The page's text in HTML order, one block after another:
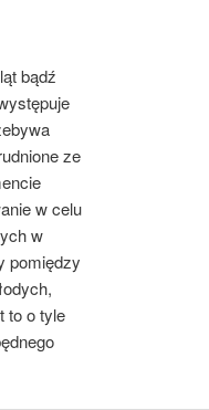
bądź
ze
w celu
w
pomiędzy
to o tyle